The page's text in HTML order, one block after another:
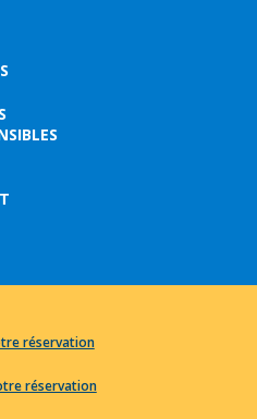
réservation
réservation